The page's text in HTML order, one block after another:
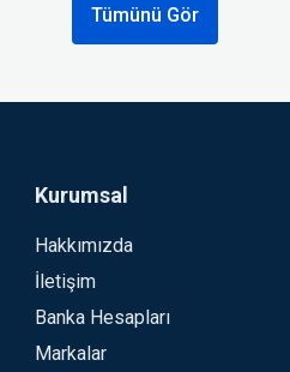
Tümünü Gör
Kurumsal
Hakkımızda
İletişim
Banka Hesapları
Markalar